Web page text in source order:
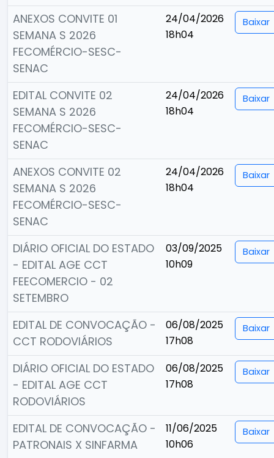
ANEXOS CONVITE 01
SEMANA S 2026
FECOMÉRCIO-SESC-
SENAC
24/04/2026
18h04
Baixar
EDITAL CONVITE 02
SEMANA S 2026
FECOMÉRCIO-SESC-
SENAC
24/04/2026
18h04
Baixar
ANEXOS CONVITE 02
SEMANA S 2026
FECOMÉRCIO-SESC-
SENAC
24/04/2026
18h04
Baixar
DIÁRIO OFICIAL DO ESTADO
- EDITAL AGE CCT
FEECOMERCIO - 02
SETEMBRO
03/09/2025
10h09
Baixar
EDITAL DE CONVOCAÇÃO -
CCT RODOVIÁRIOS
06/08/2025
17h08
Baixar
DIÁRIO OFICIAL DO ESTADO
- EDITAL AGE CCT
RODOVIÁRIOS
06/08/2025
17h08
Baixar
EDITAL DE CONVOCAÇÃO -
PATRONAIS X SINFARMA
11/06/2025
10h06
Baixar